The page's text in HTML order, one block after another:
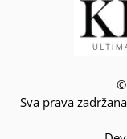
©
Sva prava